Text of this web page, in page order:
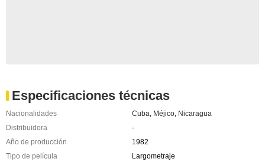
Especificaciones técnicas
Nacionalidades Cuba, Méjico, Nicaragua
Distribuidora
-
Año de producción
1982
Tipo de película
Largometraje